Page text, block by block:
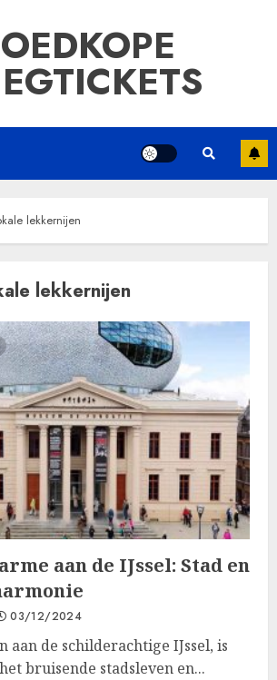
lekkernijen
lekkernijen
aan de IJssel: Stad en
03/12/2024
aan de schilderachtige IJssel, is
bruisende stadsleven en...